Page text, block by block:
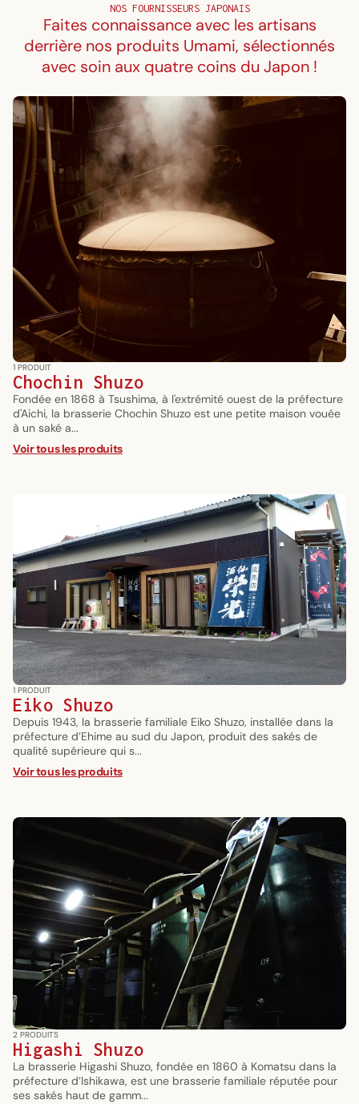
NOS FOURNISSEURS JAPONAIS
Faites connaissance avec les artisans
derrière nos produits Umami, sélectionnés
avec soin aux quatre coins du Japon !
1 PRODUIT
Chochin Shuzo
Fondée en 1868 à Tsushima, à l'extrémité ouest de la préfecture
d'Aichi, la brasserie Chochin Shuzo est une petite maison vouée
à un saké a...
Voir tous les produits
1 PRODUIT
Eiko Shuzo
Depuis 1943, la brasserie familiale Eiko Shuzo, installée dans la
préfecture d’Ehime au sud du Japon, produit des sakés de
qualité supérieure qui s...
Voir tous les produits
2 PRODUITS
Higashi Shuzo
La brasserie Higashi Shuzo, fondée en 1860 à Komatsu dans la
préfecture d’Ishikawa, est une brasserie familiale réputée pour
ses sakés haut de gamm...